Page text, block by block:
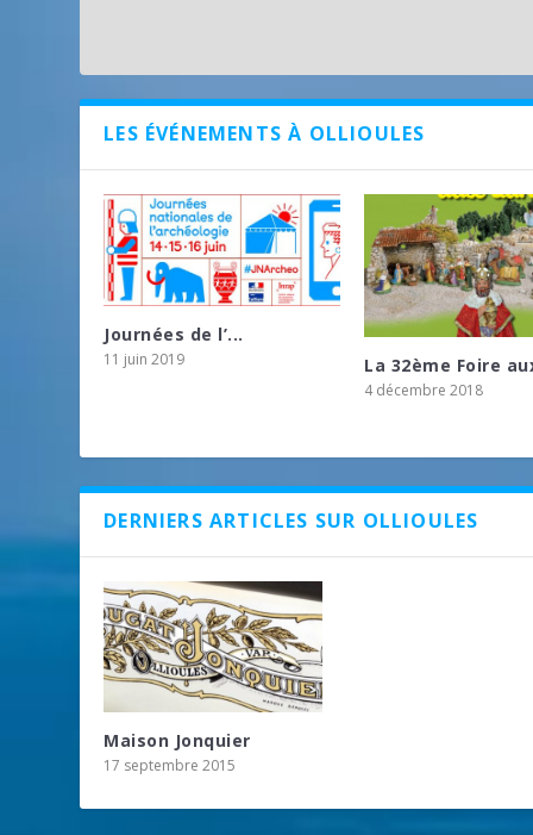
LES ÉVÉNEMENTS À OLLIOULES
Journées de l’...
11 juin 2019 La 32ème Foire
4 décembre 2018
DERNIERS ARTICLES SUR OLLIOULES
Maison Jonquier
17 septembre 2015